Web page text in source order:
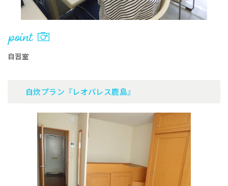
自習室
自炊プラン『レオパレス鹿島』